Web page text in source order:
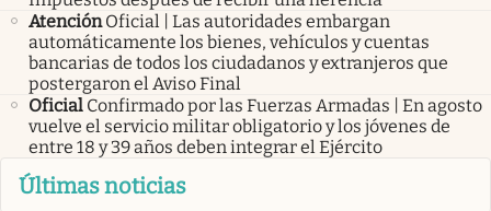
Atención Oficial | Las autoridades embargan
automáticamente los bienes, vehículos y cuentas
bancarias de todos los ciudadanos y extranjeros que
postergaron el Aviso Final
Oficial Confirmado por las Fuerzas Armadas | En agosto
vuelve el servicio militar obligatorio y los jóvenes de
entre 18 y 39 años deben integrar el Ejército
Últimas noticias